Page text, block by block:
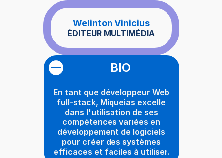
Welinton Vinicius
ÉDITEUR MULTIMÉDIA
BIO
En tant que développeur Web
full-stack, Miqueias excelle
dans l'utilisation de ses
compétences variées en
développement de logiciels
pour créer des systèmes
efficaces et faciles à utiliser.